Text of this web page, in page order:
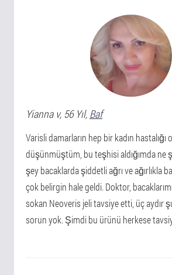
Yianna v, 56 Yıl, Baf
Varisli damarların hep bir kadın hastalığı
düşünmüştüm, bu teşhisi aldığımda ne
şey bacaklarda şiddetli ağrı ve ağırlıkla
çok belirgin hale geldi. Doktor,
sokan Neoveris jeli tavsiye etti, üç aydır
sorun yok. Şimdi bu ürünü herkese